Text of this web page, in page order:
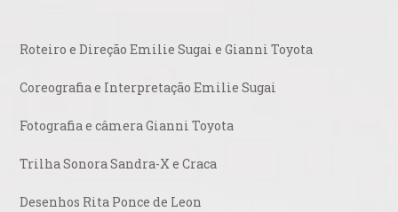
Roteiro e Direção Emilie Sugai e Gianni Toyota
Coreografia e Interpretação Emilie Sugai
Fotografia e câmera Gianni Toyota
Trilha Sonora Sandra-X e Craca
Desenhos Rita Ponce de Leon